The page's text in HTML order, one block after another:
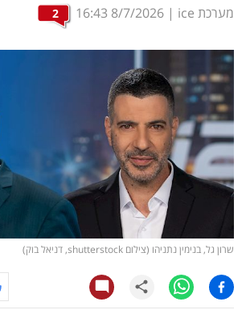
משפט
מדדים
ומחקרים
דעות
רכילות
עסקית
ויראלי
טלוויזיה
מערכת ice |
8/7/2026
16:43
2
שרון גל, בנימין נתניהו (צילום shutterstock, דניאל בוק)